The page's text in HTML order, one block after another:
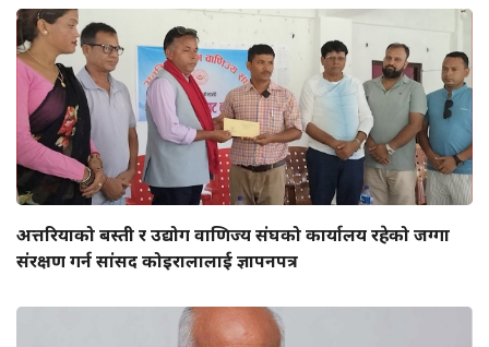
अत्तरियाको बस्ती र उद्योग वाणिज्य संघको कार्यालय रहेको जग्गा
संरक्षण गर्न सांसद कोइरालालाई ज्ञापनपत्र